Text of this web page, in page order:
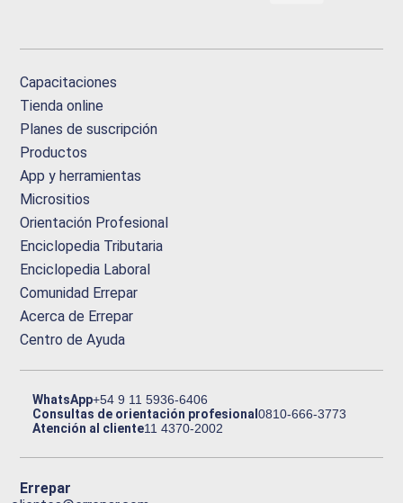
Capacitaciones
Tienda online
Planes de suscripción
Productos
App y herramientas
Micrositios
Orientación Profesional
Enciclopedia Tributaria
Enciclopedia Laboral
Comunidad Errepar
Acerca de Errepar
Centro de Ayuda
WhatsApp+54 9 11 5936-6406
Consultas de orientación profesional0810-666-3773
Atención al cliente11 4370-2002
Errepar